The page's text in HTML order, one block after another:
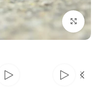
بزرگنمایی تصویر